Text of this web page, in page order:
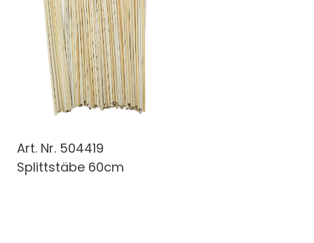
Art. Nr. 504419
Splittstäbe 60cm